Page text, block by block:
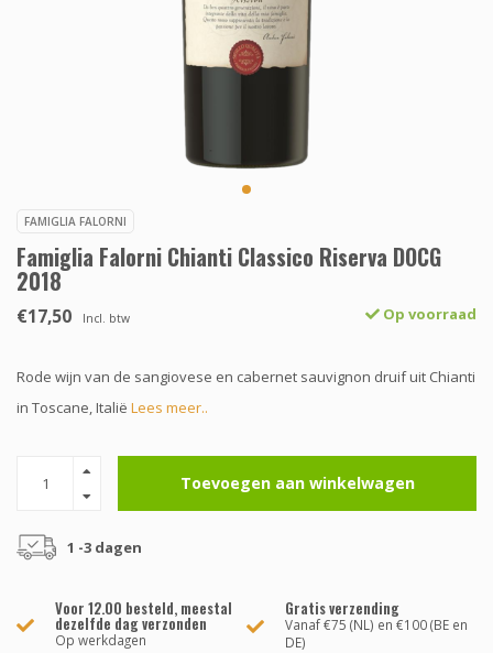
FAMIGLIA FALORNI
Famiglia Falorni Chianti Classico Riserva DOCG
2018
€17,50 Incl. btw Op voorraad
Rode wijn van de sangiovese en cabernet sauvignon druif uit Chianti
in Toscane, Italië Lees meer..
Toevoegen aan winkelwagen
1 -3 dagen
Voor 12.00 besteld, meestal
dezelfde dag verzonden
Op werkdagen
Gratis verzending
Vanaf €75 (NL) en €100 (BE en
DE)